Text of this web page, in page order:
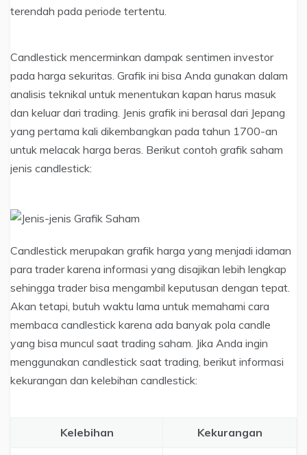
terendah pada periode tertentu.
Candlestick mencerminkan dampak sentimen investor
pada harga sekuritas. Grafik ini bisa Anda gunakan dalam
analisis teknikal untuk menentukan kapan harus masuk
dan keluar dari trading. Jenis grafik ini berasal dari Jepang
yang pertama kali dikembangkan pada tahun 1700-an
untuk melacak harga beras. Berikut contoh grafik saham
jenis candlestick:
Candlestick merupakan grafik harga yang menjadi idaman
para trader karena informasi yang disajikan lebih lengkap
sehingga trader bisa mengambil keputusan dengan tepat.
Akan tetapi, butuh waktu lama untuk memahami cara
membaca candlestick karena ada banyak pola candle
yang bisa muncul saat trading saham. Jika Anda ingin
menggunakan candlestick saat trading, berikut informasi
kekurangan dan kelebihan candlestick:
Kelebihan Kekurangan